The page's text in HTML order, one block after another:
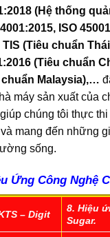
(Hệ thống
ISO
TIS (Tiêu chuẩn
(Tiêu chuẩn
chuẩn Malaysia),…
máy sản xuất của
chúng tôi thực
mang đến những
sống.
Ứng Công Nghệ
– Digit
8.Hiệu
Sugar.